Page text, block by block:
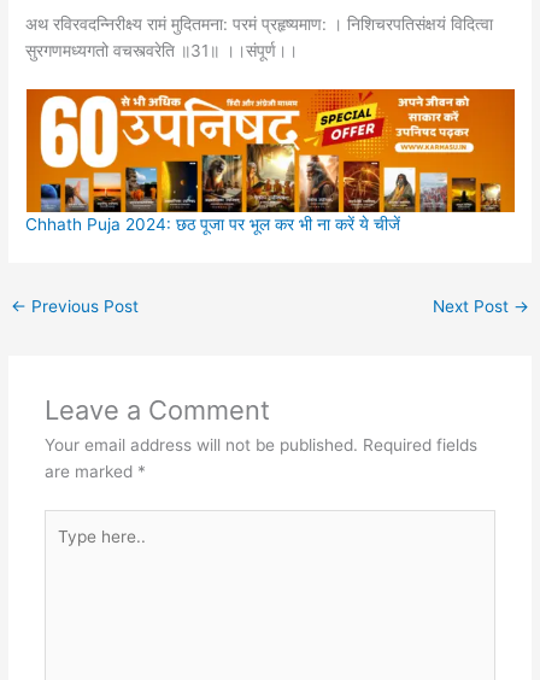
अथ रविरवदन्निरीक्ष्य रामं मुदितमना: परमं प्रहृष्यमाण: । निशिचरपतिसंक्षयं विदित्वा
सुरगणमध्यगतो वचस्त्वरेति ॥31॥ ।।संपूर्ण।।
Chhath Puja 2024: छठ पूजा पर भूल कर भी ना करें ये चीजें
← Previous Post Next Post →
Leave a Comment
Your email address will not be published. Required fields
are marked *
here..